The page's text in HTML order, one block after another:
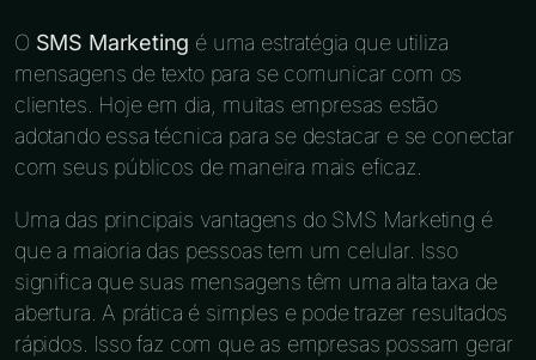
O SMS Marketing é uma estratégia que utiliza
mensagens de texto para se comunicar com os
clientes. Hoje em dia, muitas empresas estão
adotando essa técnica para se destacar e se conectar
com seus públicos de maneira mais eficaz.
Uma das principais vantagens do SMS Marketing é
que a maioria das pessoas tem um celular. Isso
significa que suas mensagens têm uma alta taxa de
abertura. A prática é simples e pode trazer resultados
rápidos. Isso faz com que as empresas possam gerar